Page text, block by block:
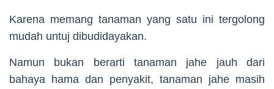
Karena memang tanaman yang satu ini tergolong
mudah untuj dibudidayakan.
Namun bukan berarti tanaman jahe jauh dari
bahaya hama dan penyakit, tanaman jahe masih